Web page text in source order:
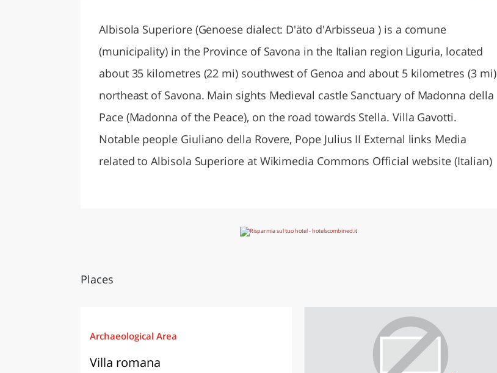
Albisola Superiore (Genoese dialect: D'äto d'Arbisseua ) is a comune
(municipality) in the Province of Savona in the Italian region Liguria, located
about 35 kilometres (22 mi) southwest of Genoa and about 5 kilometres (3 mi)
northeast of Savona. Main sights Medieval castle Sanctuary of Madonna della
Pace (Madonna of the Peace), on the road towards Stella. Villa Gavotti.
Notable people Giuliano della Rovere, Pope Julius II External links Media
related to Albisola Superiore at Wikimedia Commons Official website (Italian)
Places
Archaeological Area
Villa romana